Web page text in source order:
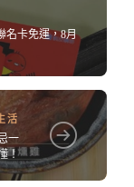
名卡免運，8月
活
一
！